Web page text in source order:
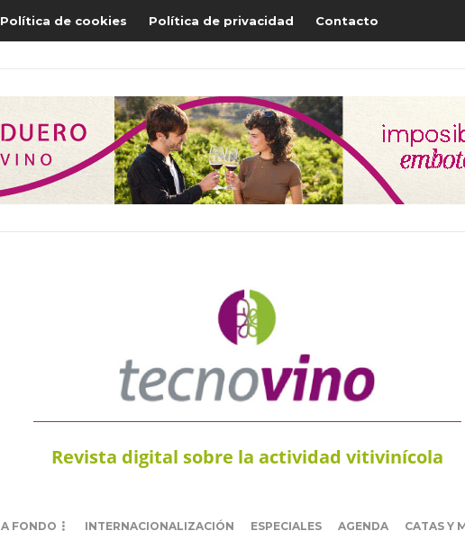
Política de cookies Política de privacidad Contacto
Revista digital sobre la actividad vitivinícola
A FONDO INTERNACIONALIZACIÓN ESPECIALES AGENDA CATAS Y